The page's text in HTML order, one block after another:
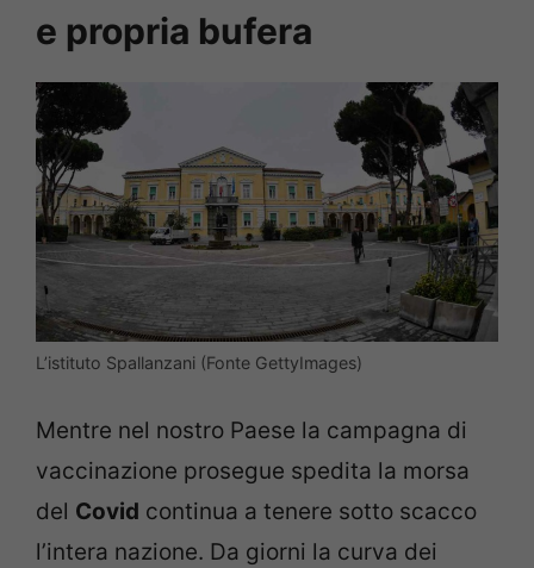
e propria bufera
L’istituto Spallanzani (Fonte GettyImages)
Mentre nel nostro Paese la campagna di
vaccinazione prosegue spedita la morsa
del Covid continua a tenere sotto scacco
l’intera nazione. Da giorni la curva dei